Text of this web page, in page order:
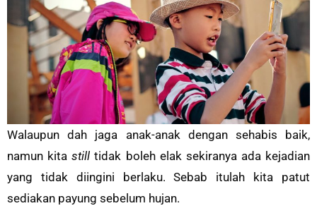
Walaupun dah jaga anak-anak dengan sehabis baik,
namun kitastilltidak boleh elak sekiranya ada kejadian
yang tidak diingini berlaku. Sebab itulah kita patut
sediakan payung sebelum hujan.